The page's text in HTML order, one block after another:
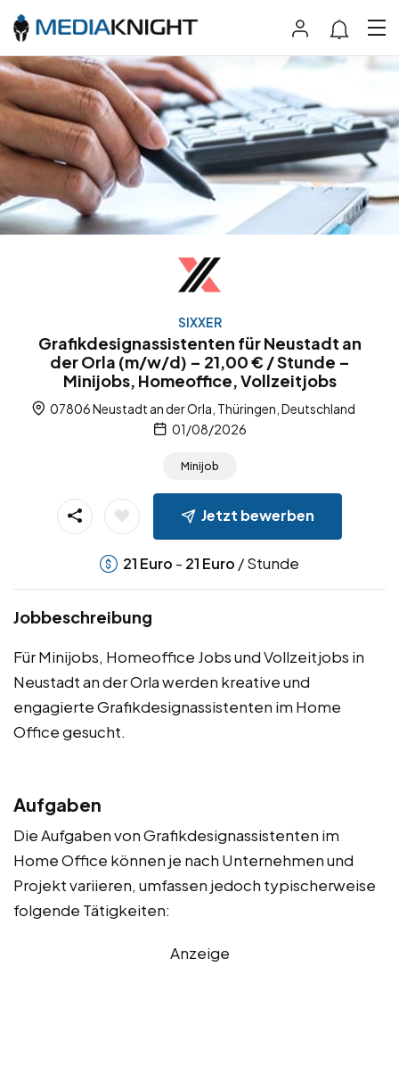
SIXXER
Grafikdesignassistenten für Neustadt an
der Orla (m/w/d) – 21,00 € / Stunde –
Minijobs, Homeoffice, Vollzeitjobs
07806 Neustadt an der Orla, Thüringen, Deutschland
01/08/2026
Minijob
Jetzt bewerben
21 Euro - 21 Euro / Stunde
Jobbeschreibung
Für Minijobs, Homeoffice Jobs und Vollzeitjobs in
Neustadt an der Orla werden kreative und
engagierte Grafikdesignassistenten im Home
Office gesucht.
Aufgaben
Die Aufgaben von Grafikdesignassistenten im
Home Office können je nach Unternehmen und
Projekt variieren, umfassen jedoch typischerweise
folgende Tätigkeiten:
Anzeige